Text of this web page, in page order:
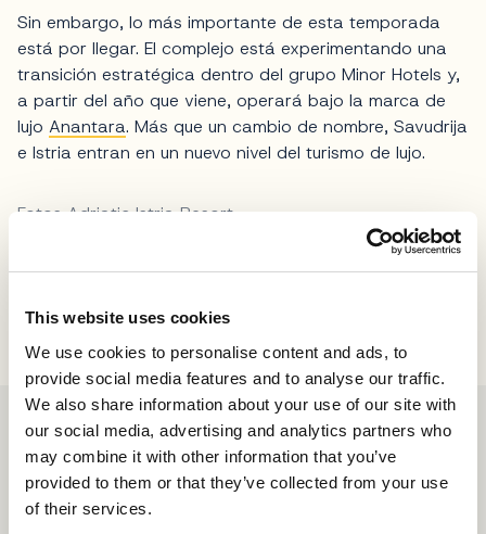
This website uses cookies
We use cookies to personalise content and ads, to
provide social media features and to analyse our traffic.
We also share information about your use of our site with
our social media, advertising and analytics partners who
may combine it with other information that you’ve
provided to them or that they’ve collected from your use
of their services.
Sin embargo, lo más importante de esta temporada
está por llegar. El complejo está experimentando una
transición estratégica dentro del grupo Minor Hotels y,
a partir del año que viene, operará bajo la marca de
lujo Anantara. Más que un cambio de nombre, Savudrija
e Istria entran en un nuevo nivel del turismo de lujo.
Fotos Adriatic Istria Resort
Compartir